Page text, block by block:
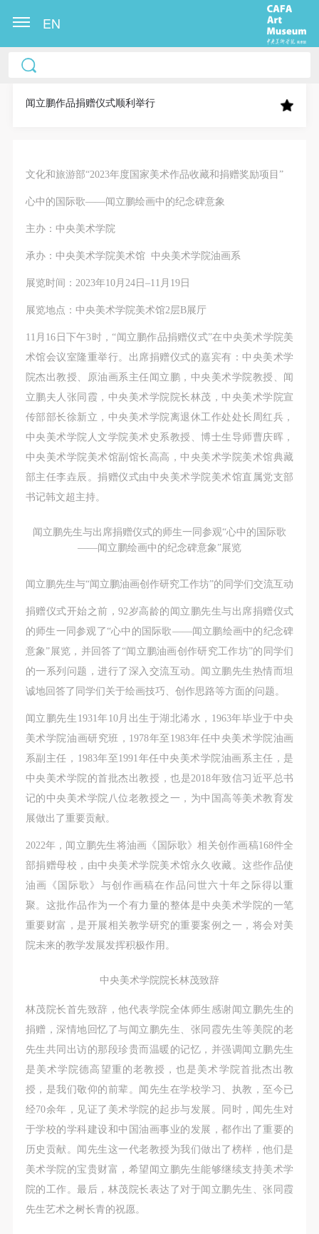
EN
闻立鹏作品捐赠仪式顺利举行
文化和旅游部“2023年度国家美术作品收藏和捐赠奖励项目”
心中的国际歌——闻立鹏绘画中的纪念碑意象
主办：中央美术学院
承办：中央美术学院美术馆 中央美术学院油画系
展览时间：2023年10月24日–11月19日
展览地点：中央美术学院美术馆2层B展厅
11月16日下午3时，“闻立鹏作品捐赠仪式”在中央美术学院美
术馆会议室隆重举行。出席捐赠仪式的嘉宾有：中央美术学
院杰出教授、原油画系主任闻立鹏，中央美术学院教授、闻
立鹏夫人张同霞，中央美术学院院长林茂，中央美术学院宣
传部部长徐新立，中央美术学院离退休工作处处长周红兵，
中央美术学院人文学院美术史系教授、博士生导师曹庆晖，
中央美术学院美术馆副馆长高高，中央美术学院美术馆典藏
部主任李垚辰。捐赠仪式由中央美术学院美术馆直属党支部
书记韩文超主持。
闻立鹏先生与出席捐赠仪式的师生一同参观“心中的国际歌
——闻立鹏绘画中的纪念碑意象”展览
闻立鹏先生与“闻立鹏油画创作研究工作坊”的同学们交流互动
捐赠仪式开始之前，92岁高龄的闻立鹏先生与出席捐赠仪式
的师生一同参观了“心中的国际歌——闻立鹏绘画中的纪念碑
意象”展览，并回答了“闻立鹏油画创作研究工作坊”的同学们
的一系列问题，进行了深入交流互动。闻立鹏先生热情而坦
诚地回答了同学们关于绘画技巧、创作思路等方面的问题。
闻立鹏先生1931年10月出生于湖北浠水，1963年毕业于中央
美术学院油画研究班，1978年至1983年任中央美术学院油画
系副主任，1983年至1991年任中央美术学院油画系主任，是
中央美术学院的首批杰出教授，也是2018年致信习近平总书
记的中央美术学院八位老教授之一，为中国高等美术教育发
展做出了重要贡献。
2022年，闻立鹏先生将油画《国际歌》相关创作画稿168件全
部捐赠母校，由中央美术学院美术馆永久收藏。这些作品使
油画《国际歌》与创作画稿在作品问世六十年之际得以重
聚。这批作品作为一个有力量的整体是中央美术学院的一笔
重要财富，是开展相关教学研究的重要案例之一，将会对美
院未来的教学发展发挥积极作用。
中央美术学院院长林茂致辞
林茂院长首先致辞，他代表学院全体师生感谢闻立鹏先生的
捐赠，深情地回忆了与闻立鹏先生、张同霞先生等美院的老
先生共同出访的那段珍贵而温暖的记忆，并强调闻立鹏先生
是美术学院德高望重的老教授，也是美术学院首批杰出教
授，是我们敬仰的前辈。闻先生在学校学习、执教，至今已
经70余年，见证了美术学院的起步与发展。同时，闻先生对
于学校的学科建设和中国油画事业的发展，都作出了重要的
历史贡献。闻先生这一代老教授为我们做出了榜样，他们是
美术学院的宝贵财富，希望闻立鹏先生能够继续支持美术学
院的工作。最后，林茂院长表达了对于闻立鹏先生、张同霞
先生艺术之树长青的祝愿。
中央美术学院美术馆出版授权协议书
称“CAFAM”），愿意将本人参与中央美术学院美术馆
作发表、出版。中央美术学院可以以电子、网络及其
它数字媒体形式公开出版，并同意编入《中国知识资
源总库》《中央美术学院资料库》《中央美术学院美
在中央美术学院中使用和在互联网上传播，同意按相
关“章程”规定享受相关权益。
中央美术学院美术馆活动安全免责协议书
本次活动公平公正、自愿参加与退出、风险与责任自
负的原则。但活动有风险，参加者应有必要的风险意
识。
第二条
参加本次活动者必须遵守中华人民共和国的相关法
律、法规，必须遵循道德和社会公德规范，并应该具
备以人为本、团结友爱、互相帮助和助人为乐的良好
品质。
第三条
参加本次活动人员应该是成年人（具有完全民事行为
能力的人，18周岁以上）未成年人必须在成年人的陪
第四条
参加活动者在此次活动期间的人身安全责任自负。鼓
励参加者自行购买人身安全保险。活动中一旦出现事
故，活动中任何非事故当事人及美术馆将不承担人身
事故的任何责任，但有互相援助的义务。参加活动的
成员应当积极主动的组织实施救援工作，但对事故本
的人身安全不负有民事及相关连带责任。
第五条
参加活动者在此次活动期间应主动遵守美术馆活动秩
序、维护美术馆场地及展示、展览、馆藏艺术作品及
衍生品的安全。活动中一旦因个人原因造成美术馆场
地、空间、艺术品、衍生品等受到不同程度的损失、
破坏。活动中任何非事故当事人及美术馆将不承担相
应的责任与损失，应由参与活动者根据相应的法律条
文、组织规定进行协商和赔偿。并追究相应的法律责
任和经济责任。
第六条
参与活动者在参与活动时应当在美术馆工作人员及活
及到的绘画工具、创作材料及配套设备、设施，若参
与者因个人原因在使用相应绘画工具、创作材料及配
套设备、设施造成个人受伤、伤害他人及造成相应工
具、材料、设备或设施的故障或损坏。参与活动者应
当承当相应的全部责任，并主动赔偿相应的经济损
失。活动中任何非事故当事人及美术馆将不承担人身
事故的任何责任。
中央美术学院美术馆肖像权许可使用协议
根据《中华人民共和国广告法》、《中华人民共和国
民法通则》以及 最高人民法院关于贯彻执行 《中华
人民共和国民法通则》若干问题的意见（试行）>的
有关规定，为明确肖像许可方（甲方）和使用方（乙
中央美术学院美术馆出版授权协议书
称“CAFAM”），愿意将本人参与中央美术学院美术馆
作发表、出版。中央美术学院可以以电子、网络及其
它数字媒体形式公开出版，并同意编入《中国知识资
源总库》《中央美术学院资料库》《中央美术学院美
在中央美术学院中使用和在互联网上传播，同意按相
关“章程”规定享受相关权益。
中央美术学院美术馆活动安全免责协议书
本次活动公平公正、自愿参加与退出、风险与责任自
负的原则。但活动有风险，参加者应有必要的风险意
识。
第二条
参加本次活动者必须遵守中华人民共和国的相关法
律、法规，必须遵循道德和社会公德规范，并应该具
备以人为本、团结友爱、互相帮助和助人为乐的良好
品质。
第三条
参加本次活动人员应该是成年人（具有完全民事行为
能力的人，18周岁以上）未成年人必须在成年人的陪
第四条
参加活动者在此次活动期间的人身安全责任自负。鼓
励参加者自行购买人身安全保险。活动中一旦出现事
故，活动中任何非事故当事人及美术馆将不承担人身
事故的任何责任，但有互相援助的义务。参加活动的
成员应当积极主动的组织实施救援工作，但对事故本
的人身安全不负有民事及相关连带责任。
第五条
参加活动者在此次活动期间应主动遵守美术馆活动秩
序、维护美术馆场地及展示、展览、馆藏艺术作品及
衍生品的安全。活动中一旦因个人原因造成美术馆场
地、空间、艺术品、衍生品等受到不同程度的损失、
破坏。活动中任何非事故当事人及美术馆将不承担相
应的责任与损失，应由参与活动者根据相应的法律条
文、组织规定进行协商和赔偿。并追究相应的法律责
任和经济责任。
第六条
参与活动者在参与活动时应当在美术馆工作人员及活
及到的绘画工具、创作材料及配套设备、设施，若参
与者因个人原因在使用相应绘画工具、创作材料及配
套设备、设施造成个人受伤、伤害他人及造成相应工
具、材料、设备或设施的故障或损坏。参与活动者应
当承当相应的全部责任，并主动赔偿相应的经济损
失。活动中任何非事故当事人及美术馆将不承担人身
事故的任何责任。
中央美术学院美术馆肖像权许可使用协议
根据《中华人民共和国广告法》、《中华人民共和国
民法通则》以及 最高人民法院关于贯彻执行 《中华
人民共和国民法通则》若干问题的意见（试行）>的
有关规定，为明确肖像许可方（甲方）和使用方（乙
中央美术学院美术馆出版授权协议书
称“CAFAM”），愿意将本人参与中央美术学院美术馆
作发表、出版。中央美术学院可以以电子、网络及其
它数字媒体形式公开出版，并同意编入《中国知识资
源总库》《中央美术学院资料库》《中央美术学院美
在中央美术学院中使用和在互联网上传播，同意按相
关“章程”规定享受相关权益。
中央美术学院美术馆活动安全免责协议书
本次活动公平公正、自愿参加与退出、风险与责任自
负的原则。但活动有风险，参加者应有必要的风险意
识。
第二条
参加本次活动者必须遵守中华人民共和国的相关法
律、法规，必须遵循道德和社会公德规范，并应该具
备以人为本、团结友爱、互相帮助和助人为乐的良好
品质。
第三条
参加本次活动人员应该是成年人（具有完全民事行为
能力的人，18周岁以上）未成年人必须在成年人的陪
第四条
参加活动者在此次活动期间的人身安全责任自负。鼓
励参加者自行购买人身安全保险。活动中一旦出现事
故，活动中任何非事故当事人及美术馆将不承担人身
事故的任何责任，但有互相援助的义务。参加活动的
成员应当积极主动的组织实施救援工作，但对事故本
的人身安全不负有民事及相关连带责任。
第五条
参加活动者在此次活动期间应主动遵守美术馆活动秩
序、维护美术馆场地及展示、展览、馆藏艺术作品及
衍生品的安全。活动中一旦因个人原因造成美术馆场
地、空间、艺术品、衍生品等受到不同程度的损失、
破坏。活动中任何非事故当事人及美术馆将不承担相
应的责任与损失，应由参与活动者根据相应的法律条
文、组织规定进行协商和赔偿。并追究相应的法律责
任和经济责任。
第六条
参与活动者在参与活动时应当在美术馆工作人员及活
及到的绘画工具、创作材料及配套设备、设施，若参
与者因个人原因在使用相应绘画工具、创作材料及配
套设备、设施造成个人受伤、伤害他人及造成相应工
具、材料、设备或设施的故障或损坏。参与活动者应
当承当相应的全部责任，并主动赔偿相应的经济损
失。活动中任何非事故当事人及美术馆将不承担人身
事故的任何责任。
中央美术学院美术馆肖像权许可使用协议
根据《中华人民共和国广告法》、《中华人民共和国
民法通则》以及 最高人民法院关于贯彻执行 《中华
人民共和国民法通则》若干问题的意见（试行）>的
有关规定，为明确肖像许可方（甲方）和使用方（乙